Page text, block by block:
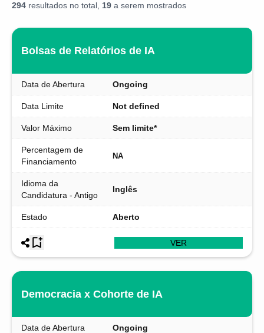
294 resultados no total, 19 a serem mostrados
Bolsas de Relatórios de IA
Data de Abertura Ongoing
Data Limite Not defined
Valor Máximo Sem limite*
Percentagem de
Financiamento
NA
Idioma da
Candidatura - Antigo
Inglês
Estado Aberto
VER
Democracia x Cohorte de IA
Data de Abertura Ongoing